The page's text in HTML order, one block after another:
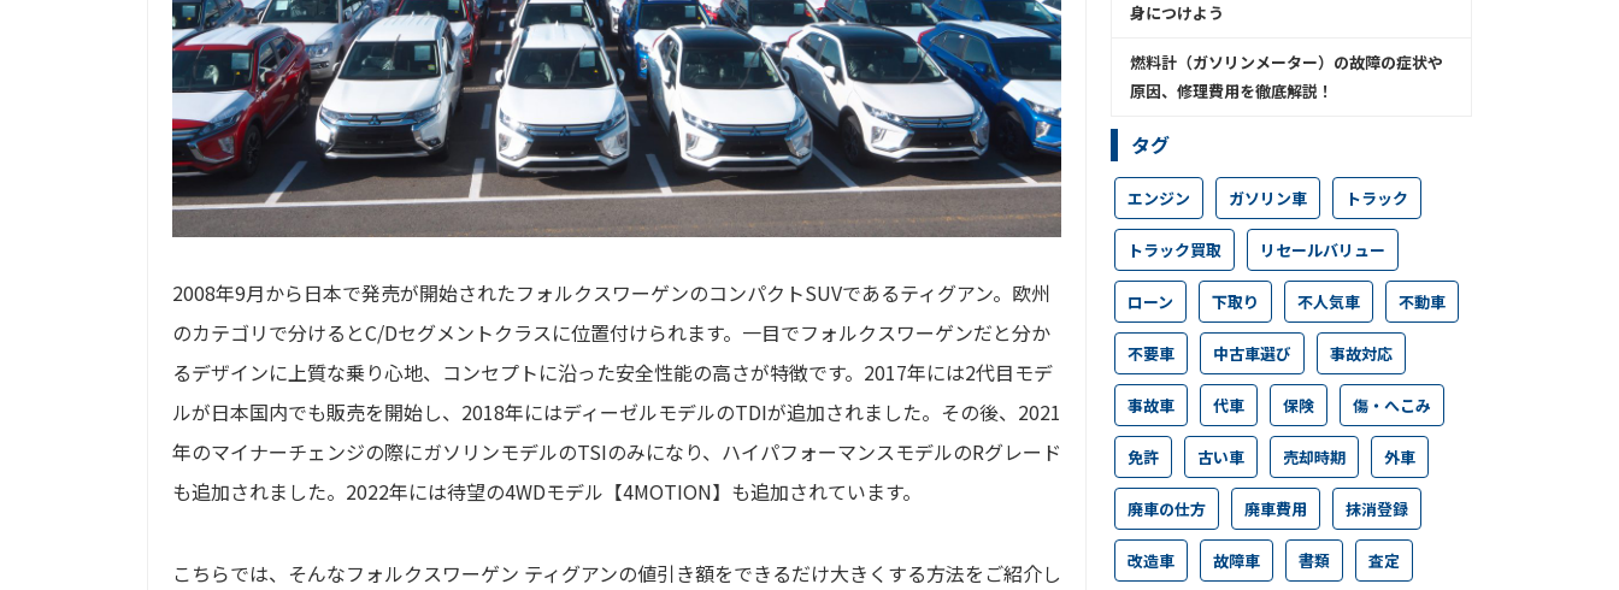
2008年9月から日本で発売が開始されたフォルクスワーゲンのコンパクトSUVであるティグアン。欧州
のカテゴリで分けるとC/Dセグメントクラスに位置付けられます。一目でフォルクスワーゲンだと分か
るデザインに上質な乗り心地、コンセプトに沿った安全性能の高さが特徴です。2017年には2代目モデ
ルが日本国内でも販売を開始し、2018年にはディーゼルモデルのTDIが追加されました。その後、2021
年のマイナーチェンジの際にガソリンモデルのTSIのみになり、ハイパフォーマンスモデルのRグレード
も追加されました。2022年には待望の4WDモデル【4MOTION】も追加されています。
こちらでは、そんなフォルクスワーゲン ティグアンの値引き額をできるだけ大きくする方法をご紹介し
身につけよう
燃料計（ガソリンメーター）の故障の症状や
原因、修理費用を徹底解説！
タグ
エンジン ガソリン車 トラック
トラック買取 リセールバリュー
ローン 下取り 不人気車 不動車
不要車 中古車選び 事故対応
事故車 代車 保険 傷・へこみ
免許 古い車 売却時期 外車
廃車の仕方 廃車費用 抹消登録
改造車 故障車 書類 査定